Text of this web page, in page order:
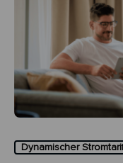
Dynamischer